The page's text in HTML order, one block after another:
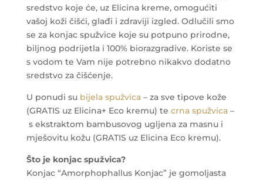
sredstvo koje će, uz Elicina kreme, omogućiti
vašoj koži čišći, glađi i zdraviji izgled. Odlučili smo
se za konjac spužvice koje su potpuno prirodne,
biljnog podrijetla i 100% biorazgradive. Koriste se
s vodom te Vam nije potrebno nikakvo dodatno
sredstvo za čišćenje.
U ponudi su bijela spužvica– za sve tipove kože
(GRATIS uz Elicina+ Eco kremu) te crna spužvica–
s ekstraktom bambusovog ugljena za masnu i
mješovitu kožu (GRATIS uz Elicina Eco kremu).
Što je konjac spužvica?
Konjac “Amorphophallus Konjac” je gomoljasta